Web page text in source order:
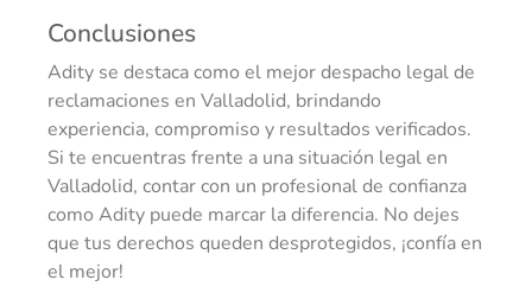
Conclusiones
Adity se destaca como el mejor despacho legal de
reclamaciones en Valladolid, brindando
experiencia, compromiso y resultados verificados.
Si te encuentras frente a una situación legal en
Valladolid, contar con un profesional de confianza
como Adity puede marcar la diferencia. No dejes
que tus derechos queden desprotegidos, ¡confía en
el mejor!